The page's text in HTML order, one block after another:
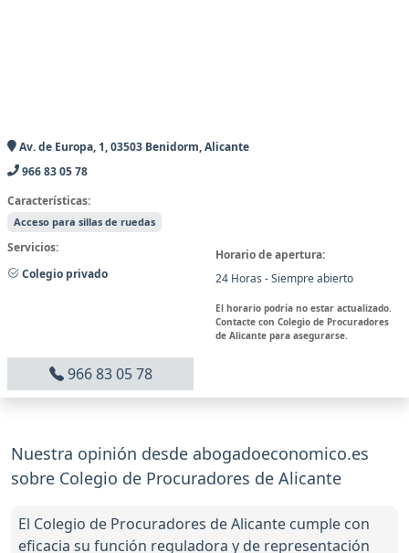
Av. de Europa, 1, 03503 Benidorm, Alicante
966 83 05 78
Características:
Acceso para sillas de ruedas
Servicios:
Colegio privado
Horario de apertura:
24 Horas - Siempre abierto
El horario podría no estar actualizado.
Contacte con Colegio de Procuradores
de Alicante para asegurarse.
966 83 05 78
Nuestra opinión desde abogadoeconomico.es
sobre Colegio de Procuradores de Alicante
El Colegio de Procuradores de Alicante cumple con
eficacia su función reguladora y de representación